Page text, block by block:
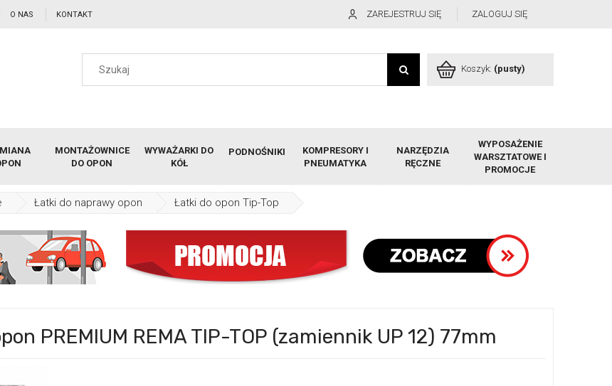
O NAS KONTAKT ZAREJESTRUJ SIĘ ZALOGUJ SIĘ
Koszyk: (pusty)
MONTAŻOWNICE
DO OPON
WYWAŻARKI DO
KÓŁ
PODNOŚNIKI
KOMPRESORY I
PNEUMATYKA
NARZĘDZIA
RĘCZNE
WYPOSAŻENIE
WARSZTATOWE I
PROMOCJE
Łatki do naprawy opon
Łatki do opon Tip-Top
PREMIUM REMA TIP-TOP (zamiennik UP 12) 77mm